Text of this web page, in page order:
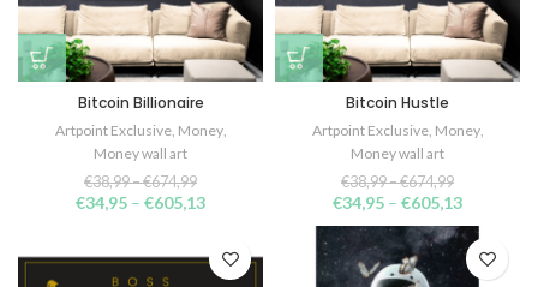
Bitcoin Billionaire
Artpoint Exclusive, Money,
Money wall art
€38,99–€674,99
€34,95 – €605,13
Bitcoin Hustle
Artpoint Exclusive, Money,
Money wall art
€38,99–€674,99
€34,95 – €605,13